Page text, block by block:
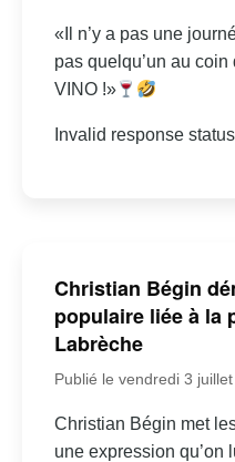
«Il n’y a pas une
pas quelqu’un au coin
VINO !»
Invalid response
Christian Bégin
populaire liée à la
Labrèche
Publié le vendredi 3
Christian Bégin met
une expression qu’on